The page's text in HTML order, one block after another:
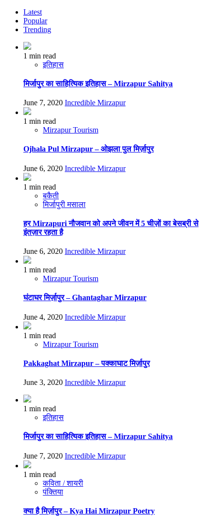
Latest
Popular
Trending
1 min read
इतिहास
मिर्जापुर का साहित्यिक इतिहास – Mirzapur Sahitya
June 7, 2020 Incredible Mirzapur
1 min read
Mirzapur Tourism
Ojhala Pul Mirzapur – ओझला पुल मिर्ज़ापुर
June 6, 2020 Incredible Mirzapur
1 min read
बकैती
मिर्जापुरी मसाला
हर Mirzapuri नौजवान को अपने जीवन में 5 चीज़ों का बेसब्री से
इंतज़ार रहता है
June 6, 2020 Incredible Mirzapur
1 min read
Mirzapur Tourism
घंटाघर मिर्ज़ापुर – Ghantaghar Mirzapur
June 4, 2020 Incredible Mirzapur
1 min read
Mirzapur Tourism
Pakkaghat Mirzapur – पक्काघाट मिर्ज़ापुर
June 3, 2020 Incredible Mirzapur
1 min read
इतिहास
मिर्जापुर का साहित्यिक इतिहास – Mirzapur Sahitya
June 7, 2020 Incredible Mirzapur
1 min read
कविता / शायरी
पंक्तिया
क्या है मिर्ज़ापुर – Kya Hai Mirzapur Poetry